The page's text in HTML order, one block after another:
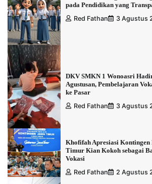
pada Pendidikan yang
Red Fathan
3 Agustus
DKV SMKN 1 Wonoasri
Agustusan, Pembelajaran
ke Pasar
Red Fathan
3 Agustus
Khofifah Apresiasi Kontingen
Timur Kian Kokoh sebagai
Vokasi
Red Fathan
2 Agustus